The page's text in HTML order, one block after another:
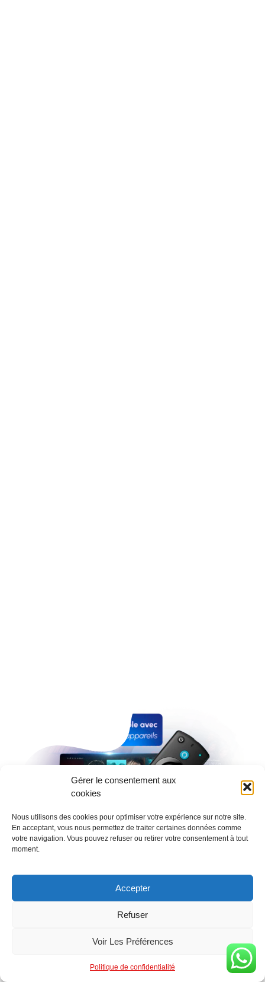
Gérer le consentement aux
cookies
Nous utilisons des cookies pour optimiser votre expérience sur notre site.
En acceptant, vous nous permettez de traiter certaines données comme
votre navigation. Vous pouvez refuser ou retirer votre consentement à tout
moment.
Accepter
Refuser
Voir Les Préférences
Politique de confidentialité